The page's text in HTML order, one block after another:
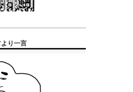
より一言